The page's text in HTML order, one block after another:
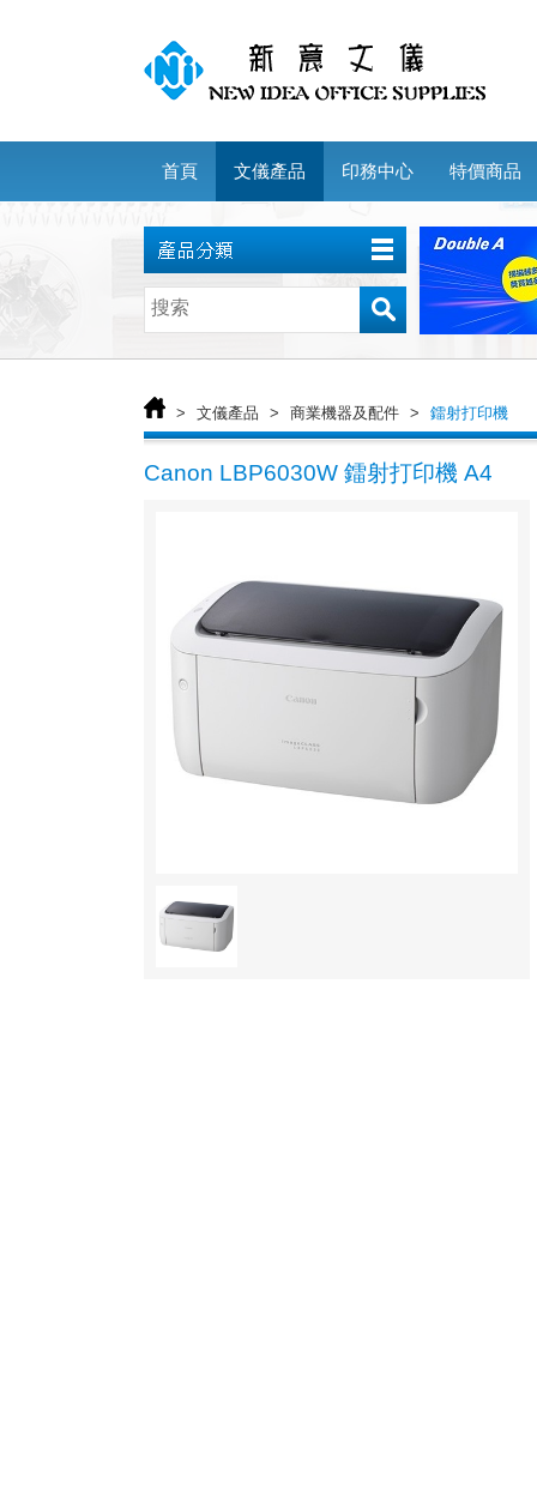
首頁 文儀產品 印務中心 特價商品
> 文儀產品 > 商業機器及配件 > 鐳射打印機
Canon LBP6030W 鐳射打印機 A4